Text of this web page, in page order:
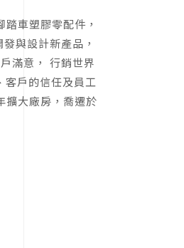
車塑膠零配件，
與設計新產品，
滿意， 行銷世界
客戶的信任及員工
擴大廠房，喬遷於